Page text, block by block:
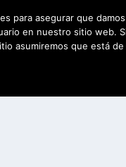
para asegurar que
en nuestro sitio web.
asumiremos que está de